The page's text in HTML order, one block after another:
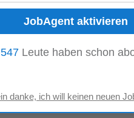
• Vielfältige Corporate Benefits
mit hoteleigener...
Leute haben schon